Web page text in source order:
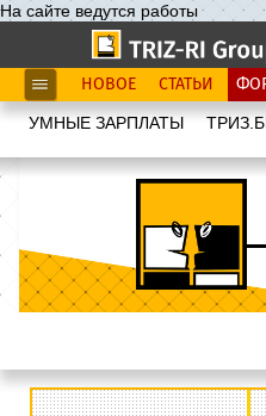
На сайте ведутся работы
НОВОЕ СТАТЬИ
УМНЫЕ ЗАРПЛАТЫ